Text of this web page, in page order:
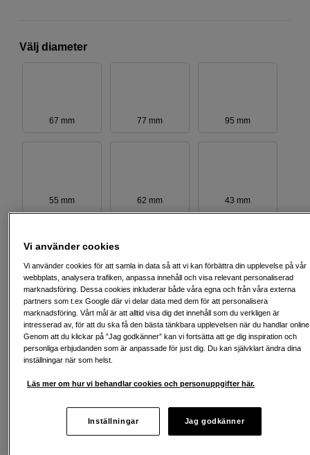
Välj diameter
67 mm 77 mm 95 mm
55 mm 62 mm 43 mm
72 mm 58 mm 46 mm
82 mm
52 mm 39 mm 105 mm
Vi använder cookies
Vi använder cookies för att samla in data så att vi kan förbättra din upplevelse på vår
webbplats, analysera trafiken, anpassa innehåll och visa relevant personaliserad
marknadsföring. Dessa cookies inkluderar både våra egna och från våra externa
partners som t.ex Google där vi delar data med dem för att personalisera
marknadsföring. Vårt mål är att alltid visa dig det innehåll som du verkligen är
intresserad av, för att du ska få den bästa tänkbara upplevelsen när du handlar
Genom att du klickar på ”Jag godkänner” kan vi fortsätta att ge dig inspiration och
personliga erbjudanden som är anpassade för just dig. Du kan självklart ändra dina
inställningar när som helst.
Läs mer om hur vi behandlar cookies och personuppgifter här.
Inställningar Jag godkänner